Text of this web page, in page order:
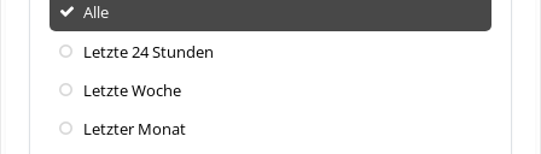
Alle
Letzte 24 Stunden
Letzte Woche
Letzter Monat